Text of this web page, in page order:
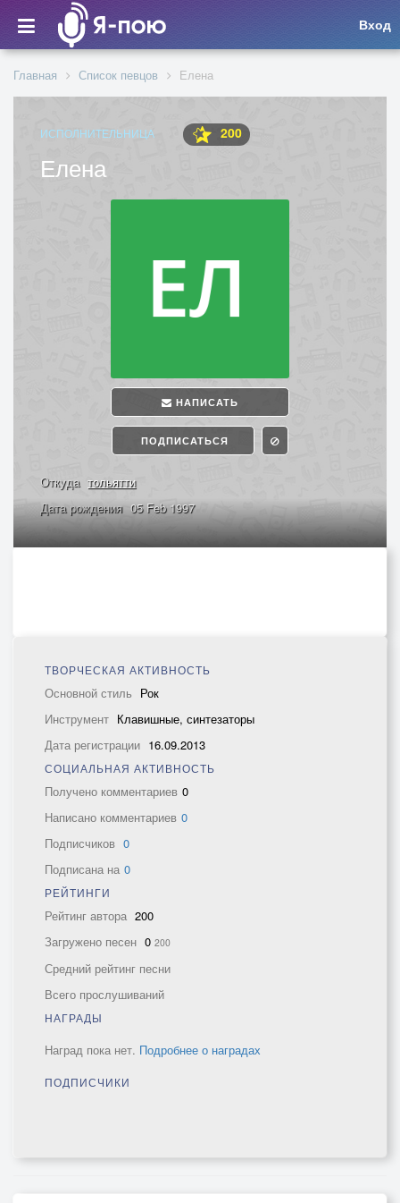
Вход
Главная Список певцов Елена
ИСПОЛНИТЕЛЬНИЦА 200
Елена
НАПИСАТЬ
ПОДПИСАТЬСЯ
Откуда тольятти
Дата рождения 05 Feb 1997
ТВОРЧЕСКАЯ АКТИВНОСТЬ
Основной стиль Рок
Инструмент Клавишные, синтезаторы
Дата регистрации 16.09.2013
СОЦИАЛЬНАЯ АКТИВНОСТЬ
Получено комментариев 0
Написано комментариев 0
Подписчиков 0
Подписана на 0
РЕЙТИНГИ
Рейтинг автора 200
Загружено песен 0 200
Средний рейтинг песни
Всего прослушиваний
НАГРАДЫ
Наград пока нет. Подробнее о наградах
ПОДПИСЧИКИ